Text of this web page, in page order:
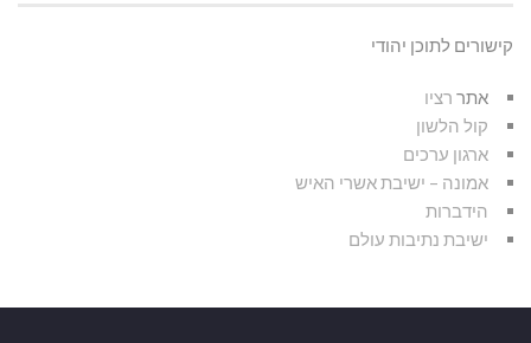
קישורים לתוכן יהודי
אתר רציו
קול הלשון
ארגון ערכים
אמונה – ישיבת אשרי האיש
הידברות
ישיבת נתיבות עולם